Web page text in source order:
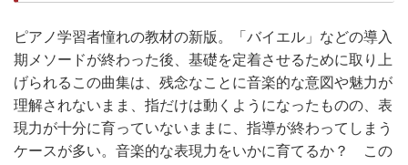
ピアノ学習者憧れの教材の新版。「バイエル」などの導入
期メソードが終わった後、基礎を定着させるために取り上
げられるこの曲集は、残念なことに音楽的な意図や魅力が
理解されないまま、指だけは動くようになったものの、表
現力が十分に育っていないままに、指導が終わってしまう
ケースが多い。音楽的な表現力をいかに育てるか？ この